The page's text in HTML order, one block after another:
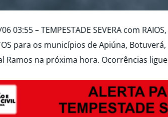
03:55 – TEMPESTADE SEVERA com
para os municípios de Apiúna,
Ramos na próxima hora. Ocorrências